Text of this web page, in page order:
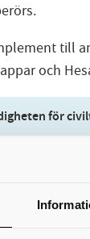
till
och
för